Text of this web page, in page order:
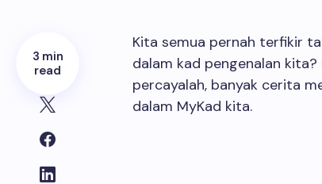
3 min
read
Kita semua pernah terfikir
dalam kad pengenalan
percayalah, banyak cerita
dalam MyKad kita.